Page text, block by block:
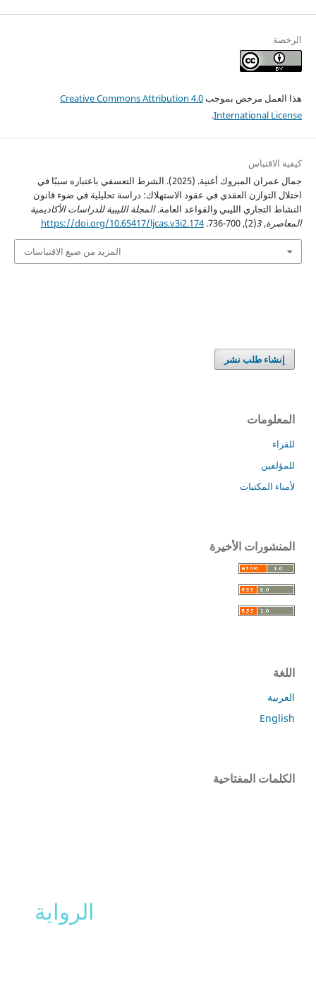
الرخصة
هذا العمل مرخص بموجبCreative Commons Attribution 4.0
International License
.
كيفية الاقتباس
جمال عمران المبروك أغنية. (2025). الشرط التعسفي باعتباره سببًا في
اختلال التوازن العقدي في عقود الاستهلاك: دراسة تحليلية في ضوء قانون
النشاط التجاري الليبي والقواعد العامة.المجلة الليبية للدراسات الأكاديمية
المعاصرة,
3
(2), 700-736.
https://doi.org/10.65417/ljcas.v3i2.174
المزيد من صيغ الاقتباسات
إنشاء طلب نشر
المعلومات
للقراء
للمؤلفين
لأمناء المكتبات
المنشورات الأخيرة
اللغة
العربية
English
الكلمات المفتاحية
الرواية